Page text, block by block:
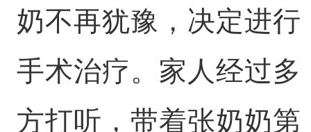
奶不再犹豫，决定进行
手术治疗。家人经过多
方打听，带着张奶奶第